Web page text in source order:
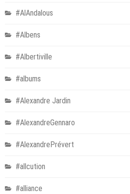
#AlAndalous
#Albens
#Albertiville
#albums
#Alexandre Jardin
#AlexandreGennaro
#AlexandrePrévert
#allcution
#alliance